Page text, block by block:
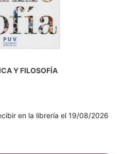
Y FILOSOFÍA
en la librería el 19/08/2026